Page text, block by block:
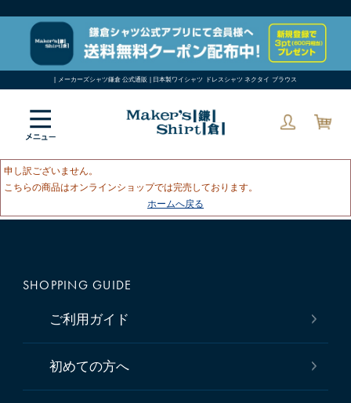
| メーカーズシャツ鎌倉 公式通販 | 日本製ワイシャツ ドレスシャツ ネクタイ ブラウス
申し訳ございません。
こちらの商品はオンラインショップでは完売しております。
ホームへ戻る
SHOPPING GUIDE
ご利用ガイド
初めての方へ